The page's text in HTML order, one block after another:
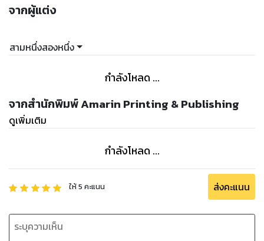
จากผู้แต่ง
สามหนึ่งสองหนึ่ง
กำลังโหลด ...
จากสำนักพิมพ์ Amarin Printing & Publishing
ดูเพิ่มเติม
กำลังโหลด ...
ให้5 คะแนน ส่งคะแนน